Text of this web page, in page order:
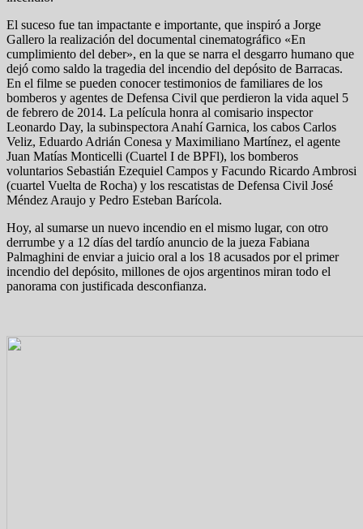
El suceso fue tan impactante e importante, que inspiró a Jorge
Gallero la realización del documental cinematográfico «En
cumplimiento del deber», en la que se narra el desgarro humano que
dejó como saldo la tragedia del incendio del depósito de Barracas.
En el filme se pueden conocer testimonios de familiares de los
bomberos y agentes de Defensa Civil que perdieron la vida aquel 5
de febrero de 2014. La película honra al comisario inspector
Leonardo Day, la subinspectora Anahí Garnica, los cabos Carlos
Veliz, Eduardo Adrián Conesa y Maximiliano Martínez, el agente
Juan Matías Monticelli (Cuartel I de BPFl), los bomberos
voluntarios Sebastián Ezequiel Campos y Facundo Ricardo Ambrosi
(cuartel Vuelta de Rocha) y los rescatistas de Defensa Civil José
Méndez Araujo y Pedro Esteban Barícola.
Hoy, al sumarse un nuevo incendio en el mismo lugar, con otro
derrumbe y a 12 días del tardío anuncio de la jueza Fabiana
Palmaghini de enviar a juicio oral a los 18 acusados por el primer
incendio del depósito, millones de ojos argentinos miran todo el
panorama con justificada desconfianza.